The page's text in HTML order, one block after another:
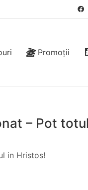
Promoții
– Pot
in Hristos!